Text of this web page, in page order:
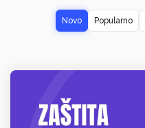
Novo Popularno